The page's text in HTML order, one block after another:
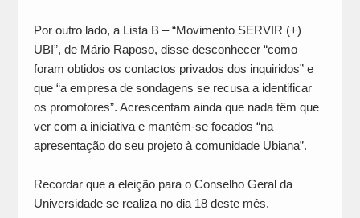
Por outro lado, a Lista B – “Movimento SERVIR (+)
UBI”, de Mário Raposo, disse desconhecer “como
foram obtidos os contactos privados dos inquiridos” e
que “a empresa de sondagens se recusa a identificar
os promotores”. Acrescentam ainda que nada têm que
ver com a iniciativa e mantêm-se focados “na
apresentação do seu projeto à comunidade Ubiana”.
Recordar que a eleição para o Conselho Geral da
Universidade se realiza no dia 18 deste mês.